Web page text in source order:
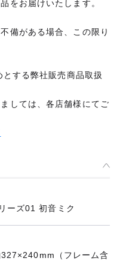
をお届けいたします。
備がある場合、この限り
する弊社販売商品取扱
しては、各店舗様にてご
ーズ01 初音ミク
（フレーム含